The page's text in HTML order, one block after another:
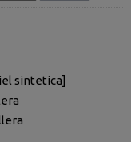
sintetica]